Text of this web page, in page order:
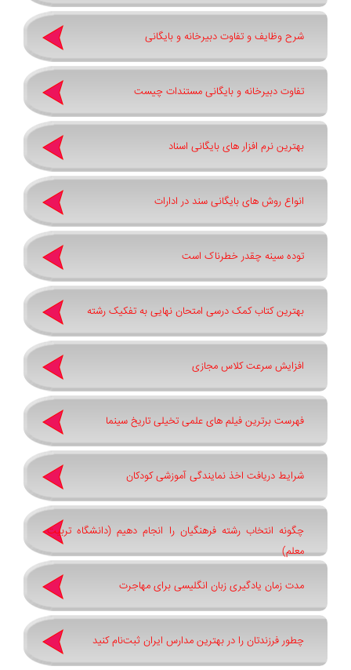
شرح وظایف و تفاوت دبیرخانه و بایگانی
تفاوت دبیرخانه و بایگانی مستندات چیست
بهترین نرم ‌افزار های بایگانی اسناد
انواع روش های بایگانی سند در ادارات
توده سینه چقدر خطرناک است
بهترین کتاب کمک درسی امتحان نهایی به تفکیک رشته
افزایش سرعت کلاس مجازی
فهرست برترین فیلم های علمی تخیلی تاریخ سینما
شرایط دریافت اخذ نمایندگی آموزشی کودکان
چگونه انتخاب رشته فرهنگیان را انجام دهیم (دانشگاه تربیت
معلم)
مدت زمان یادگیری زبان انگلیسی برای مهاجرت
چطور فرزندتان را در بهترین مدارس ایران ثبت‌نام کنید